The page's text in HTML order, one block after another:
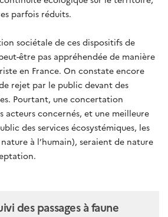
parfois réduits.
sociétale de ces dispositifs de
être pas appréhendée de manière
en France. On constate encore
rejet par le public devant des
Pourtant, une concertation
acteurs concernés, et une meilleure
des services écosystémiques, les
à l’humain), seraient de nature
des passages à faune